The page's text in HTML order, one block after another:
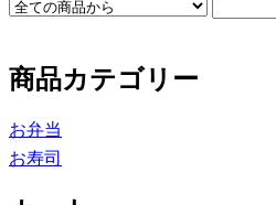
商品カテゴリー
お弁当
お寿司